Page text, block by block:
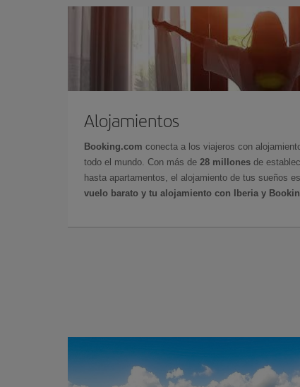
Alojamientos
Booking.com conecta a los viajeros con
todo el mundo. Con más de 28 millones de
hasta apartamentos, el alojamiento de tus sueños
vuelo barato y tu alojamiento con Iberia y